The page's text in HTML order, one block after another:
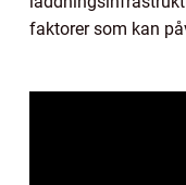
faktorer som kan